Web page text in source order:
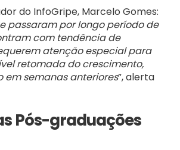
do InfoGripe, Marcelo Gomes:
passaram por longo período de
com tendência de
atenção especial para
retomada do crescimento,
em semanas anteriores”, alerta
Pós-graduações